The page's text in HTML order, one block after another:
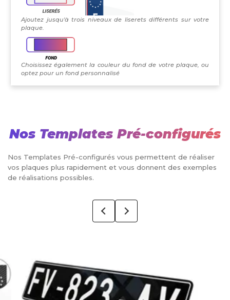
Ajoutez jusqu'à trois niveaux de liserets différents sur votre
plaque.
Choisissez également la couleur du fond de votre plaque, ou
optez pour un fond personnalisé
Nos Templates Pré-configurés
Nos Templates Pré-configurés vous permettent de réaliser
vos plaques plus rapidement et vous donnent des exemples
de réalisations possibles.